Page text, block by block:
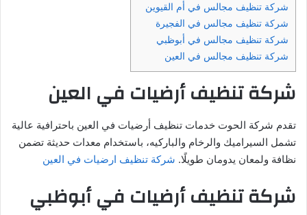
شركة تنظيف مجالس في أم القيوين
شركة تنظيف مجالس في الفجيرة
شركة تنظيف مجالس في أبوظبي
شركة تنظيف مجالس في العين
شركة تنظيف أرضيات في العين
تقدم شركة الحوت خدمات تنظيف أرضيات في العين باحترافية عالية
تشمل السيراميك والرخام والباركيه، باستخدام معدات حديثة تضمن
نظافة ولمعان يدومان طويلًا. شركة تنظيف ارضيات في العين
شركة تنظيف أرضيات في أبوظبي